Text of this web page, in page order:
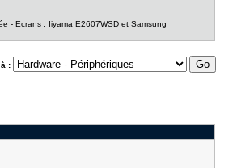
- Ecrans : Iiyama E2607WSD et Samsung
: